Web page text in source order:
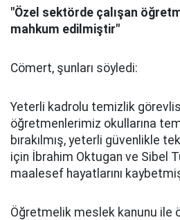
"Özel sektörde çalışan
mahkum edilmiştir"
Cömert, şunları söyledi:
Yeterli kadrolu temizlik
öğretmenlerimiz okullarına
bırakılmış, yeterli güvenlikle
için İbrahim Oktugan ve Sibel
maalesef hayatlarını
Öğretmelik meslek kanunu ile